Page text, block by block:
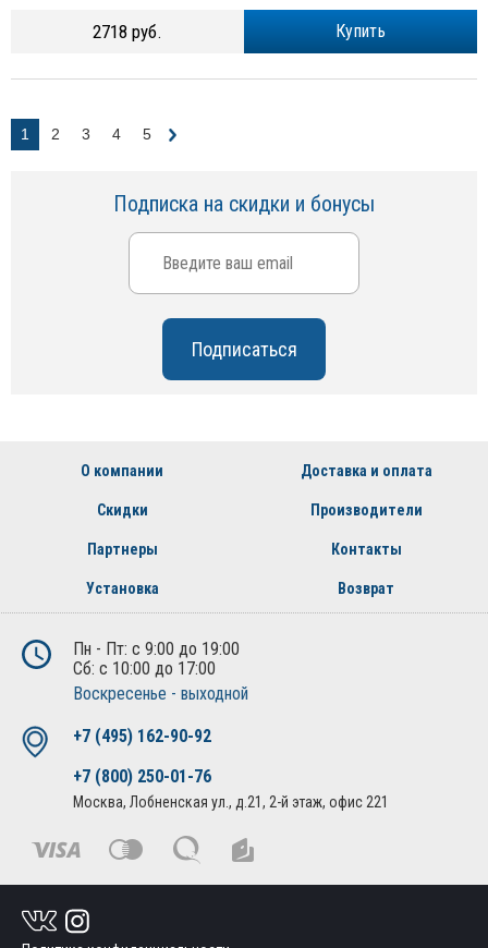
Купить
2718 руб.
1 2 3 4 5
Подписка на скидки и бонусы
О компании Доставка и оплата
Скидки Производители
Партнеры Контакты
Установка Возврат
Пн - Пт: с 9:00 до 19:00
Сб: с 10:00 до 17:00
Воскресенье - выходной
+7 (495) 162-90-92
+7 (800) 250-01-76
Москва, Лобненская ул., д.21, 2-й этаж, офис 221